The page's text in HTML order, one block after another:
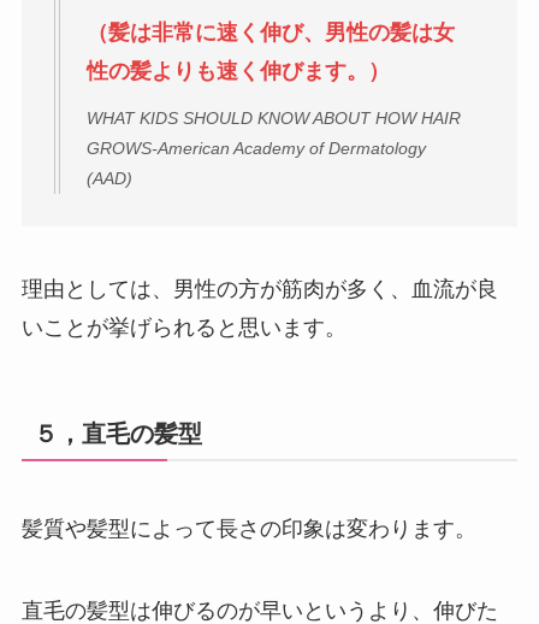
（髪は非常に速く伸び、男性の髪は女
性の髪よりも速く伸びます。）
WHAT KIDS SHOULD KNOW ABOUT HOW HAIR
GROWS-American Academy of Dermatology
(AAD)
理由としては、男性の方が筋肉が多く、血流が良
いことが挙げられると思います。
５，直毛の髪型
髪質や髪型によって長さの印象は変わります。
直毛の髪型は伸びるのが早いというより、伸びた